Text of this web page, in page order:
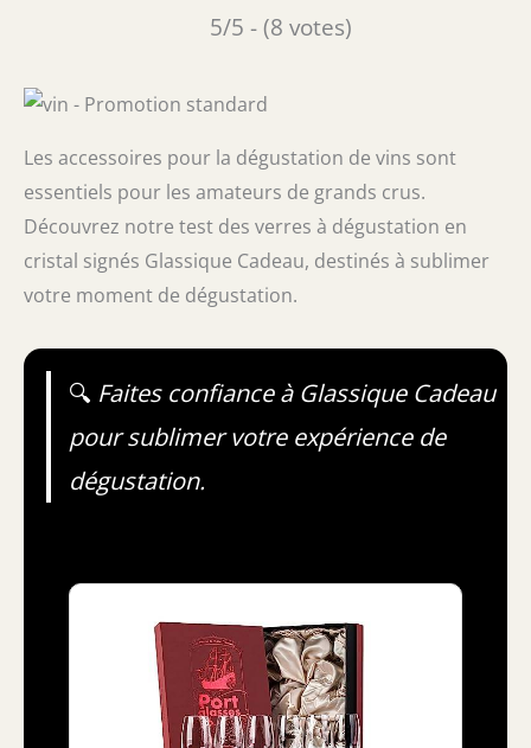
5/5 - (8 votes)
Les accessoires pour la dégustation de vins sont
essentiels pour les amateurs de grands crus.
Découvrez notre test des verres à dégustation en
cristal signés Glassique Cadeau, destinés à sublimer
votre moment de dégustation.
🔍 Faites confiance à Glassique Cadeau
pour sublimer votre expérience de
dégustation.